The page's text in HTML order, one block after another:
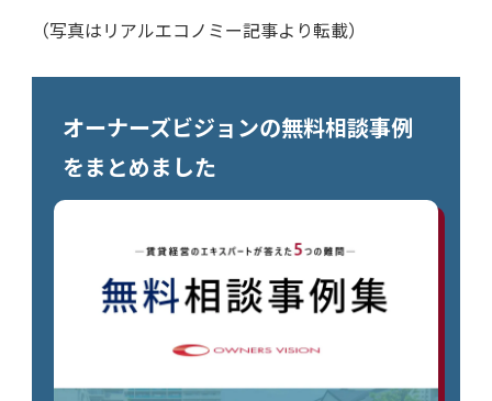
（写真はリアルエコノミー記事より転載）
オーナーズビジョンの無料相談事例
をまとめました